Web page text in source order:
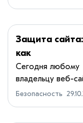
научить
защищать
данные»
Защита сайта:
как
предотвратить
кибератаки и
сохранить
данные в
Сегодня любому
владельцу веб-
будь то интерн...
Безопасность